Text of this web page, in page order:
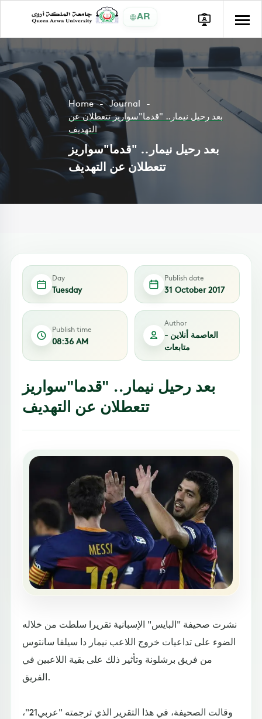
AR
Home
Journal
بعد رحيل نيمار.. "قدما"سواريز تتعطلان عن
التهديف
بعد رحيل نيمار.. "قدما"سواريز
تتعطلان عن التهديف
Day
Tuesday
Publish date
31 October 2017
Publish time
08:36 AM
Author
العاصمة أنلاين -
متابعات
بعد رحيل نيمار.. "قدما"سواريز
تتعطلان عن التهديف
نشرت صحيفة "البايس" الإسبانية تقريرا سلطت من خلاله
الضوء على تداعيات خروج اللاعب نيمار دا سيلفا سانتوس
من فريق برشلونة وتأثير ذلك على بقية اللاعبين في
الفريق.
وقالت الصحيفة، في هذا التقرير الذي ترجمته "عربي21"،